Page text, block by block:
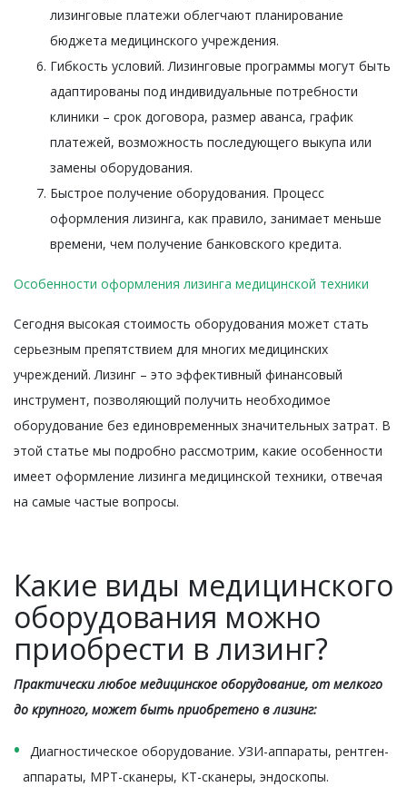
лизинговые платежи облегчают планирование
бюджета медицинского учреждения.
Гибкость условий. Лизинговые программы могут быть
адаптированы под индивидуальные потребности
клиники – срок договора, размер аванса, график
платежей, возможность последующего выкупа или
замены оборудования.
Быстрое получение оборудования. Процесс
оформления лизинга, как правило, занимает меньше
времени, чем получение банковского кредита.
Особенности оформления лизинга медицинской техники
Сегодня высокая стоимость оборудования может стать
серьезным препятствием для многих медицинских
учреждений. Лизинг – это эффективный финансовый
инструмент, позволяющий получить необходимое
оборудование без единовременных значительных затрат. В
этой статье мы подробно рассмотрим, какие особенности
имеет оформление лизинга медицинской техники, отвечая
на самые частые вопросы.
Какие виды медицинского
оборудования можно
приобрести в лизинг?
Практически любое медицинское оборудование, от мелкого
до крупного, может быть приобретено в лизинг:
Диагностическое оборудование. УЗИ-аппараты, рентген-
аппараты, МРТ-сканеры, КТ-сканеры, эндоскопы.